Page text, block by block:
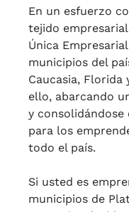
En un esfuerzo
tejido
Única
municipios del
Caucasia, Florida
ello, abarcando
y
para los
todo el país.
Si usted es
municipios de